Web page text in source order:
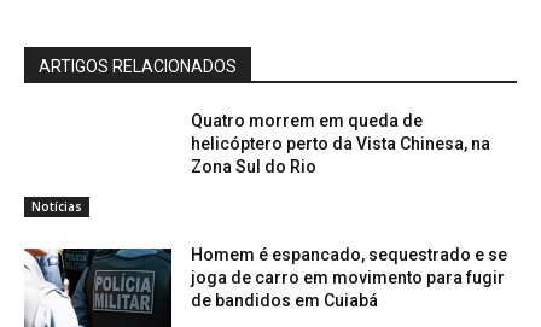
ARTIGOS RELACIONADOS
Notícias
Quatro morrem em queda de
helicóptero perto da Vista Chinesa, na
Zona Sul do Rio
Homem é espancado, sequestrado e se
joga de carro em movimento para fugir
de bandidos em Cuiabá